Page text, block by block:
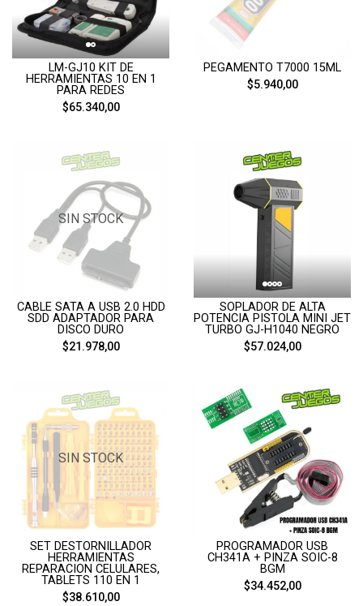
LM-GJ10 KIT DE
HERRAMIENTAS 10 EN 1
PARA REDES
$65.340,00
PEGAMENTO T7000 15ML
$5.940,00
SIN STOCK
CABLE SATA A USB 2.0 HDD
SDD ADAPTADOR PARA
DISCO DURO
$21.978,00
SOPLADOR DE ALTA
POTENCIA PISTOLA MINI JET
TURBO GJ-H1040 NEGRO
$57.024,00
SIN STOCK
SET DESTORNILLADOR
HERRAMIENTAS
REPARACION CELULARES,
TABLETS 110 EN 1
$38.610,00
PROGRAMADOR USB
CH341A + PINZA SOIC-8
BGM
$34.452,00